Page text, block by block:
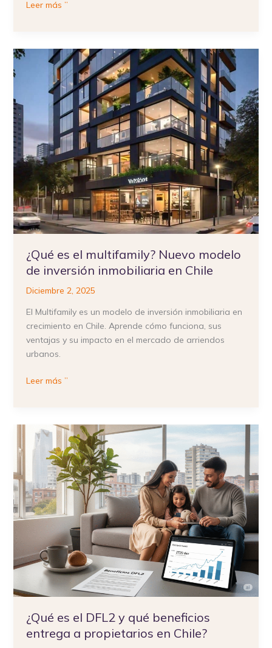
Leer más ”
¿Qué es el multifamily? Nuevo modelo
de inversión inmobiliaria en Chile
Diciembre 2, 2025
El Multifamily es un modelo de inversión inmobiliaria en
crecimiento en Chile. Aprende cómo funciona, sus
ventajas y su impacto en el mercado de arriendos
urbanos.
¿Qué
multifamily?
modelo
de
inversión
inmobiliaria
Chile
Leer más ”
¿Qué es el DFL2 y qué beneficios
entrega a propietarios en Chile?
¿Qué
qué
beneficios
propietarios